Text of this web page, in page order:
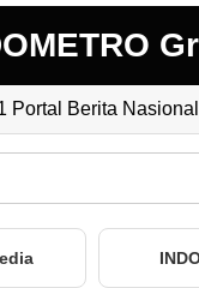
Portal Berita Nasional